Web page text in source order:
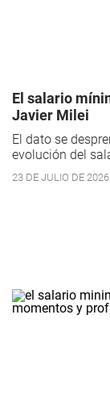
El salario
Javier Milei
El dato se
evolución del
23 DE JULIO DE